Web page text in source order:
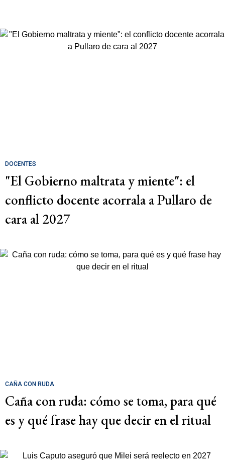
DOCENTES
"El Gobierno maltrata y miente": el
conflicto docente acorrala a Pullaro de
cara al 2027
CAÑA CON RUDA
Caña con ruda: cómo se toma, para qué
es y qué frase hay que decir en el ritual